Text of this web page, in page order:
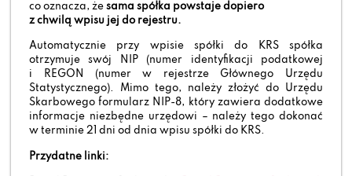
co oznacza, żesama spółka powstaje dopiero
z chwilą wpisu jej do rejestru.
Automatycznie przy wpisie spółki do KRS spółka
otrzymuje swój NIP (numer identyfikacji podatkowej
i REGON (numer w rejestrze Głównego Urzędu
Statystycznego). Mimo tego, należy złożyć do Urzędu
Skarbowego formularz NIP-8, który zawiera dodatkowe
informacje niezbędne urzędowi – należy tego dokonać
w terminie 21 dni od dnia wpisu spółki do KRS.
Przydatne linki: